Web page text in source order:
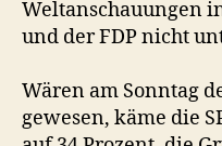
Weltanschauungen
und der FDP nicht
Wären am Sonntag
gewesen, käme die